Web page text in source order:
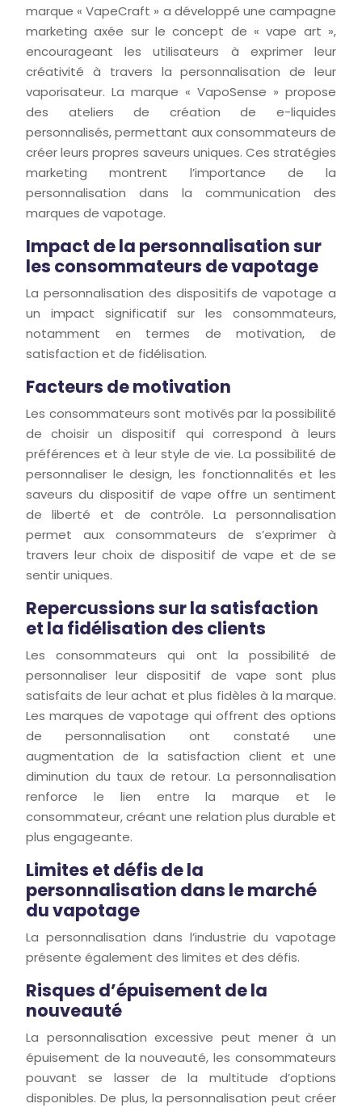
marque « VapeCraft » a développé une campagne
marketing axée sur le concept de « vape art »,
encourageant les utilisateurs à exprimer leur
créativité à travers la personnalisation de leur
vaporisateur. La marque « VapoSense » propose
des ateliers de création de e-liquides
personnalisés, permettant aux consommateurs de
créer leurs propres saveurs uniques. Ces stratégies
marketing montrent l’importance de la
personnalisation dans la communication des
marques de vapotage.
Impact de la personnalisation sur
les consommateurs de vapotage
La personnalisation des dispositifs de vapotage a
un impact significatif sur les consommateurs,
notamment en termes de motivation, de
satisfaction et de fidélisation.
Facteurs de motivation
Les consommateurs sont motivés par la possibilité
de choisir un dispositif qui correspond à leurs
préférences et à leur style de vie. La possibilité de
personnaliser le design, les fonctionnalités et les
saveurs du dispositif de vape offre un sentiment
de liberté et de contrôle. La personnalisation
permet aux consommateurs de s’exprimer à
travers leur choix de dispositif de vape et de se
sentir uniques.
Repercussions sur la satisfaction
et la fidélisation des clients
Les consommateurs qui ont la possibilité de
personnaliser leur dispositif de vape sont plus
satisfaits de leur achat et plus fidèles à la marque.
Les marques de vapotage qui offrent des options
de personnalisation ont constaté une
augmentation de la satisfaction client et une
diminution du taux de retour. La personnalisation
renforce le lien entre la marque et le
consommateur, créant une relation plus durable et
plus engageante.
Limites et défis de la
personnalisation dans le marché
du vapotage
La personnalisation dans l’industrie du vapotage
présente également des limites et des défis.
Risques d’épuisement de la
nouveauté
La personnalisation excessive peut mener à un
épuisement de la nouveauté, les consommateurs
pouvant se lasser de la multitude d’options
disponibles. De plus, la personnalisation peut créer